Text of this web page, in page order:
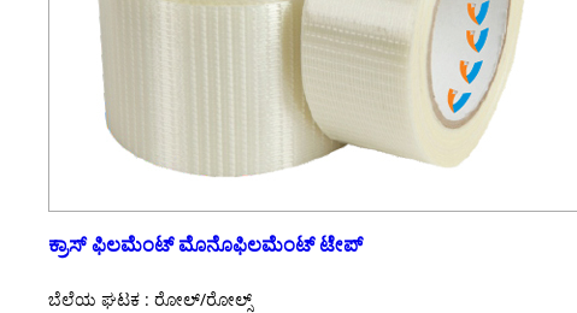
ಕ್ರಾಸ್ ಫಿಲಮೆಂಟ್ ಮೊನೊಫಿಲಮೆಂಟ್ ಟೇಪ್
ಬೆಲೆಯ ಘಟಕ : ರೋಲ್/ರೋಲ್ಸ್